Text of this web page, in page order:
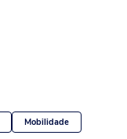
Mobilidade